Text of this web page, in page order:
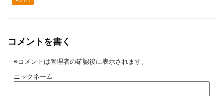
コメントを書く
※コメントは管理者の確認後に表示されます。
ニックネーム